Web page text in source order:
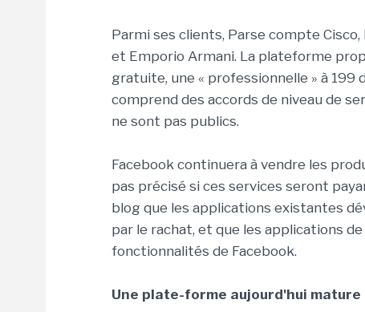
Parmi ses clients, Parse compte Cisco,
et Emporio Armani. La plateforme
gratuite, une « professionnelle » à 199
comprend des accords de niveau de
ne sont pas publics.
Facebook continuera à vendre les
pas précisé si ces services seront
blog que les applications existantes
par le rachat, et que les applications
fonctionnalités de Facebook.
Une plate-forme aujourd'hui mature